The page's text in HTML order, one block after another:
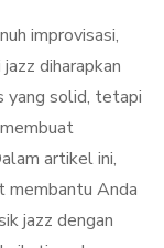
improvisasi,
diharapkan
yang solid, tetapi
artikel ini,
membantu Anda
jazz dengan